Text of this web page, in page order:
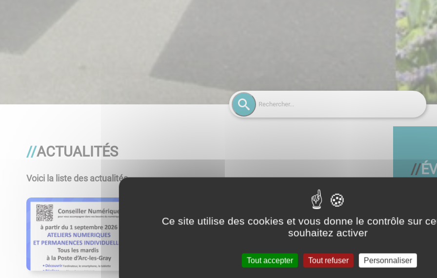
ACTUALITÉS
Voici la liste des actualités
Ce site utilise des cookies et vous donne le contrôle sur
souhaitez activer
Tout accepter Tout refuser Personnaliser